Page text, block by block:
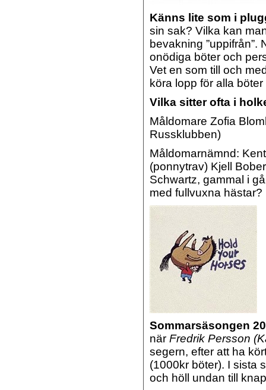
Känns lite som i
sin sak? Vilka kan
bevakning
onödiga böter och
Vet en som till och
köra lopp för alla
Vilka sitter ofta i
Måldomare Zofia
Russklubben)
Måldomarnämnd:
(ponnytrav) Kjell
Schwartz, gammal i
med fullvuxna hästar?
Sommarsäsongen
när Fredrik Persson
segern, efter att ha
(1000kr böter). I sista
och höll undan till